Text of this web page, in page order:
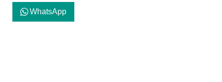
WhatsApp